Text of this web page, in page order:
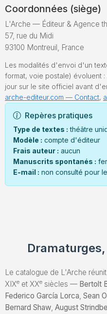
Coordonnées (siège)
L'Arche — Éditeur & Agence
57, rue du Midi
93100 Montreuil, France
Les modalités d'envoi d'un
format, voie postale) évoluent
jour sur le site officiel avant
arche-editeur.com — Contact,
Repères pratiques
Type de textes : théâtre
Modèle : compte d'éditeur
Frais auteur : aucun
Manuscrits spontanés :
E-mail : non consulté pour
Le catalogue de L'Arche
XIXe et XXe siècles — Bertolt
Federico García Lorca, Sean
Bernard Shaw, August